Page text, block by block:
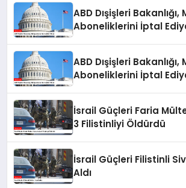
ABD Dışişleri Bakanlığı,
Aboneliklerini İptal
ABD Dışişleri Bakanlığı,
Aboneliklerini İptal
İsrail Güçleri Faria
3 Filistinliyi Öldürdü
İsrail Güçleri Filistinli
Aldı